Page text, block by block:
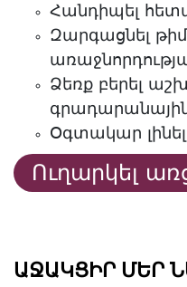
Հանդիպել
Զարգացնել
Ձեռք բերել
գրադարանային
Օգտակար
Ուղարկել
ԱՋԱԿՑԻՐ ՄԵՐ